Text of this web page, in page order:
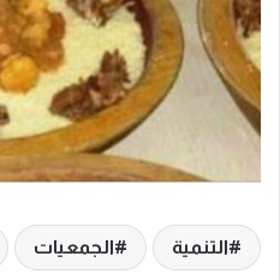
التنمية الجمعيات